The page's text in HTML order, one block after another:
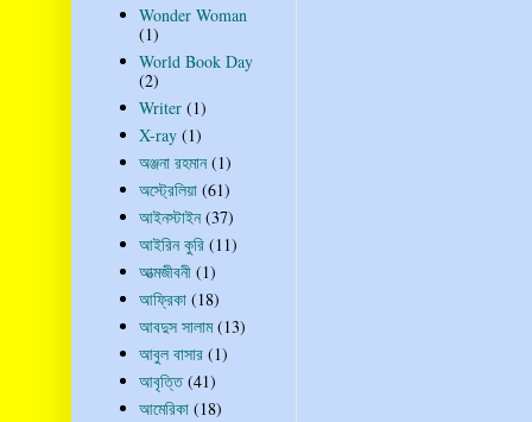
Wonder Woman
(1)
World Book Day
(2)
Writer (1)
X-ray (1)
অঞ্জনা রহমান (1)
অস্ট্রেলিয়া (61)
আইনস্টাইন (37)
আইরিন কুরি (11)
আত্মজীবনী (1)
আফ্রিকা (18)
আবদুস সালাম (13)
আবুল বাসার (1)
আবৃত্তি (41)
আমেরিকা (18)